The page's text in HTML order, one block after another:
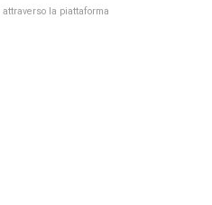
la piattaforma